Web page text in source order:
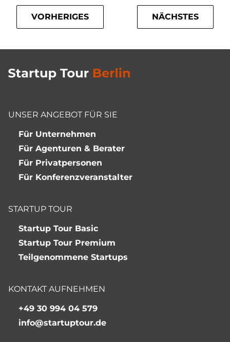
VORHERIGES NÄCHSTES
UNSER ANGEBOT FÜR SIE
Für Unternehmen
Für Agenturen & Berater
Für Privatpersonen
Für Konferenzveranstalter
STARTUP TOUR
Startup Tour Basic
Startup Tour Premium
Teilgenommene Startups
KONTAKT AUFNEHMEN
+49 30 994 04 579
info@startuptour.de